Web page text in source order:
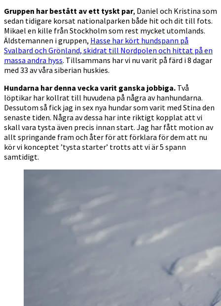
Gruppen har bestått av ett tyskt par, Daniel och Kristina som
sedan tidigare korsat nationalparken både hit och dit till fots.
Mikael en kille från Stockholm som rest mycket utomlands.
Äldstemannen i gruppen, Hasse har kört hundspann på
Svalbard och Grönland, skidrat till Nordpolen och hittat på en
massa andra hyss. Tillsammans har vi nu varit på färd i 8 dagar
med 33 av våra siberian huskies.
Hundarna har denna vecka varit ganska jobbiga. Två
löptikar har kollrat till huvudena på några av hanhundarna.
Dessutom så fick jag in sex nya hundar som varit med Stina den
senaste tiden. Några av dessa har inte riktigt kopplat att vi
skall vara tysta även precis innan start. Jag har fått motion av
allt springande fram och åter för att förklara för dem att nu
kör vi konceptet ’tysta starter’ trotts att vi är 5 spann
samtidigt.